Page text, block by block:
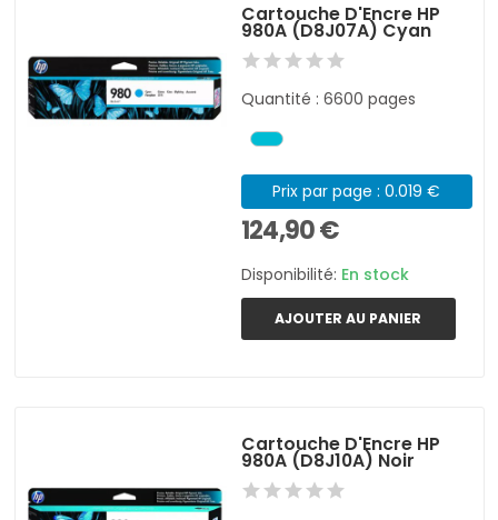
Cartouche D'Encre HP
980A (D8J07A) Cyan
Quantité : 6600 pages
Prix par page : 0.019 €
124,90 €
Disponibilité: En stock
AJOUTER AU PANIER
Cartouche D'Encre HP
980A (D8J10A) Noir